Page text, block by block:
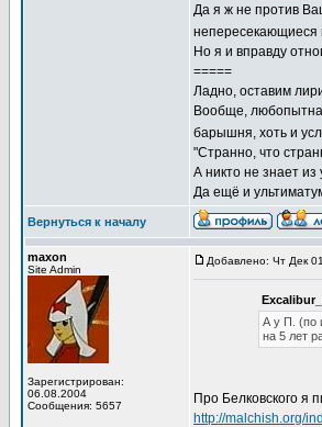
Да я ж не против
непересекающиеся
Но я и вправду
=====
Ладно, оставим
Вообще,
барышня, хоть и
"Странно, что
А никто не знает
Да ещё и
Вернуться к началу
maxon
Site Admin
Зарегистрирован:
06.08.2004
Сообщения: 5657
Добавлено: Чт Дек
А у П. (по
на 5 лет
Про Белковского я
http://malchish.org/